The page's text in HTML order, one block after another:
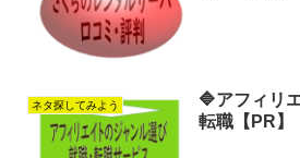
ネタ探してみよう
🔷アフィリ
転職【PR】